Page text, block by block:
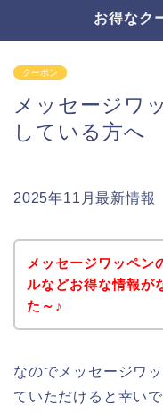
お得なク
クーポン
メッセージワ
している方へ
2025年11月最新情報
メッセージワッペン
ルなどお得な情報が
た～♪
なのでメッセージワ
ていただけると幸いで